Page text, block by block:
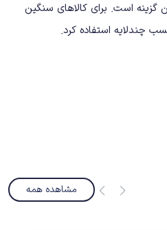
است. برای کالاهای سنگین
چندلایه استفاده کرد.
مشاهده همه